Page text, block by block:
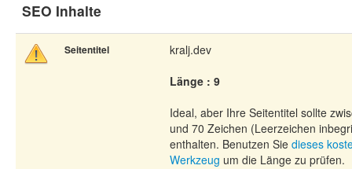
SEO Inhalte
Seitentitel
kralj.dev
Länge : 9
Ideal, aber Ihre Seitentitel sollte
und 70 Zeichen (Leerzeichen
enthalten. Benutzen Sie dieses
Werkzeug um die Länge zu prüfen.